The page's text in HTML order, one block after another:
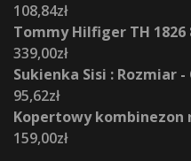
108,84zł
Tommy Hilfiger TH 1826
339,00zł
Sukienka Sisi : Rozmiar -
95,62zł
Kopertowy kombinezon
159,00zł